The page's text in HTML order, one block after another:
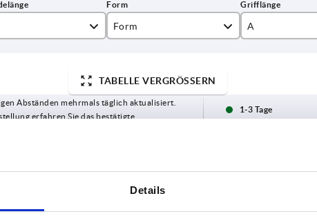
Details
Form
L
A
90
TABELLE VERGRÖSSERN
Abständen mehrmals täglich aktualisiert.
erfahren Sie das bestätigte
1-3 Tage